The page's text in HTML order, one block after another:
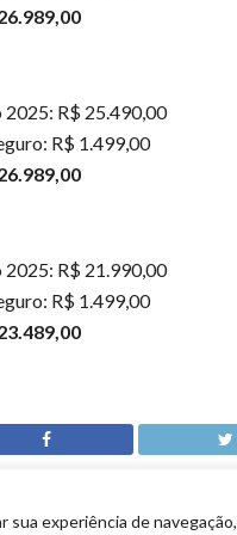
sua experiência de navegação,
R$ 25.490,00
R$ 1.499,00
R$ 21.990,00
R$ 1.499,00